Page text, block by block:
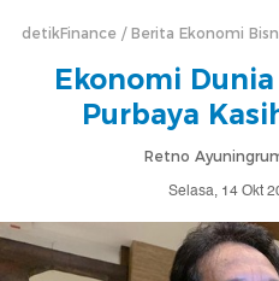
detikFinance Berita Ekonomi
Ekonomi
Purbaya
Retno
Selasa, 14 Okt